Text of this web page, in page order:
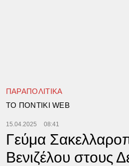
ΠΑΡΑΠΟΛΙΤΙΚΑ
TΟ ΠΟΝΤΙΚΙ WEB
15.04.2025 08:41
Γεύμα
Βενιζέλου στους